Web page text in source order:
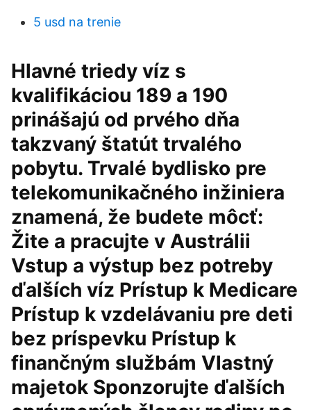
5 usd na trenie
Hlavné triedy víz s
kvalifikáciou 189 a 190
prinášajú od prvého dňa
takzvaný štatút trvalého
pobytu. Trvalé bydlisko pre
telekomunikačného inžiniera
znamená, že budete môcť:
Žite a pracujte v Austrálii
Vstup a výstup bez potreby
ďalších víz Prístup k Medicare
Prístup k vzdelávaniu pre deti
bez príspevku Prístup k
finančným službám Vlastný
majetok Sponzorujte ďalších